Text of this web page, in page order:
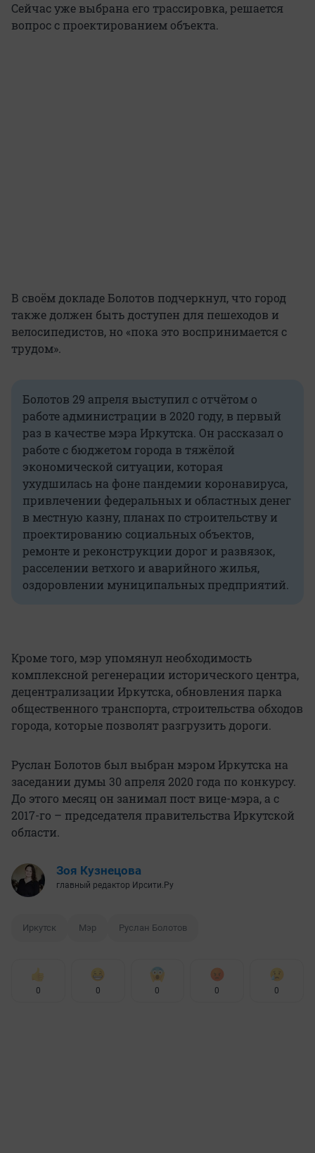
Сейчас уже выбрана его трассировка, решается
вопрос с проектированием объекта.
В своём докладе Болотов подчеркнул, что город
также должен быть доступен для пешеходов и
велосипедистов, но «пока это воспринимается с
трудом».
Болотов 29 апреля выступил с отчётом о
работе администрации в 2020 году, в первый
раз в качестве мэра Иркутска. Он рассказал о
работе с бюджетом города в тяжёлой
экономической ситуации, которая
ухудшилась на фоне пандемии коронавируса,
привлечении федеральных и областных денег
в местную казну, планах по строительству и
проектированию социальных объектов,
ремонте и реконструкции дорог и развязок,
расселении ветхого и аварийного жилья,
оздоровлении муниципальных предприятий.
Кроме того, мэр упомянул необходимость
комплексной регенерации исторического центра,
децентрализации Иркутска, обновления парка
общественного транспорта, строительства обходов
города, которые позволят разгрузить дороги.
Руслан Болотов был выбран мэром Иркутска на
заседании думы 30 апреля 2020 года по конкурсу.
До этого месяц он занимал пост вице-мэра, а с
2017-го – председателя правительства Иркутской
области.
Зоя Кузнецова
главный редактор Ирсити.Ру
Иркутск Мэр Руслан Болотов
0 0 0 0 0